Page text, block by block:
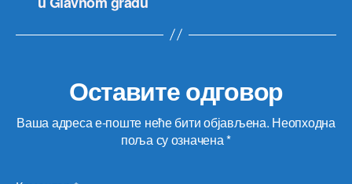
Оставите одговор
Ваша адреса е-поште неће бити објављена. Неопходна
поља су означена*